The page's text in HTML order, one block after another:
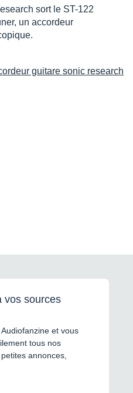
sort le ST-122
un accordeur
guitare sonic research
vos sources
et vous
tous nos
annonces,